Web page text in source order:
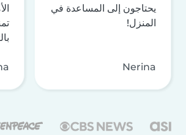
يحتاجون إلى المساعدة في
المنزل!
Nerina